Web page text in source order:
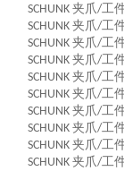
SCHUNK 夹爪/工
SCHUNK 夹爪/工
SCHUNK 夹爪/工
SCHUNK 夹爪/工
SCHUNK 夹爪/工
SCHUNK 夹爪/工
SCHUNK 夹爪/工
SCHUNK 夹爪/工
SCHUNK 夹爪/工
SCHUNK 夹爪/工